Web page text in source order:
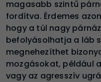
magasabb szintű
fordítva. Érdemes
hogy a túl nagy
befolyásolhatja a láb
megnehezíthet
mozgásokat, például
vagy az agresszív